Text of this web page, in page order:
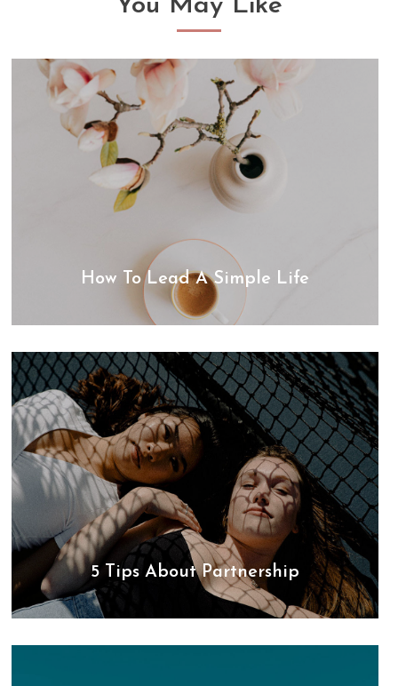
You May Like
How To Lead A Simple Life
5 Tips About Partnership